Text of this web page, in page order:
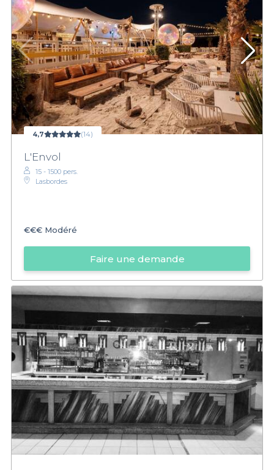
4,7 (14)
L'Envol
15 - 1500 pers.
Lasbordes
€€€ Modéré
Faire une demande